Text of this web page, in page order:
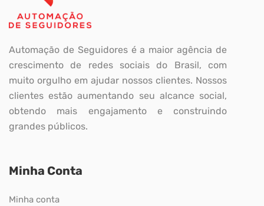
Automação de Seguidores é a maior agência de
crescimento de redes sociais do Brasil, com
muito orgulho em ajudar nossos clientes. Nossos
clientes estão aumentando seu alcance social,
obtendo mais engajamento e construindo
grandes públicos.
Minha Conta
Minha conta